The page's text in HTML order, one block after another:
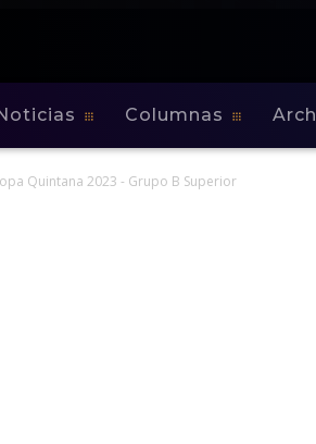
Columnas
Quintana 2023 - Grupo B Superior